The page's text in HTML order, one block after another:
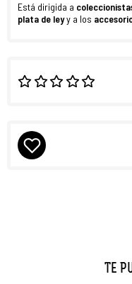
Está dirigida a
plata de leyy a los
Te